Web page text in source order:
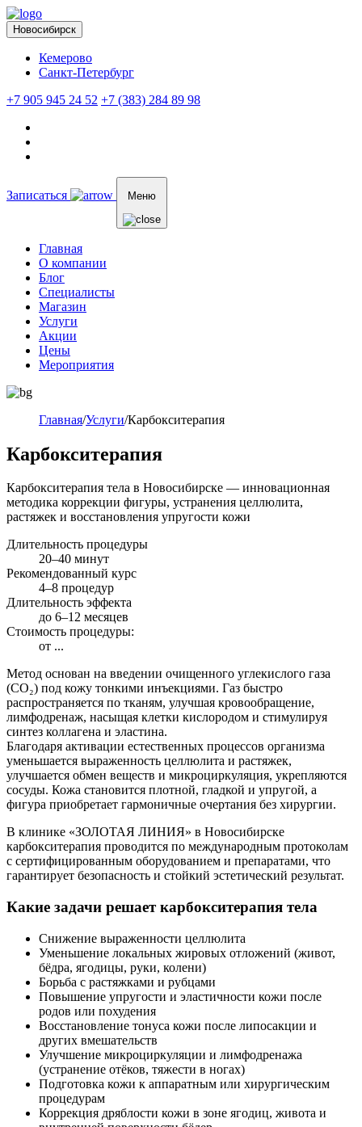
Новосибирск
Кемерово
Санкт-Петербург
+7 905 945 24 52 +7 (383) 284 89 98
Записаться Меню
Главная
О компании
Блог
Специалисты
Магазин
Услуги
Акции
Цены
Мероприятия
Главная/Услуги/Карбокситерапия
Карбокситерапия
Карбокситерапия тела в Новосибирске — инновационная
методика коррекции фигуры, устранения целлюлита,
растяжек и восстановления упругости кожи
Длительность процедуры
20–40 минут
Рекомендованный курс
4–8 процедур
Длительность эффекта
до 6–12 месяцев
Стоимость процедуры:
от ...
Метод основан на введении очищенного углекислого газа
(CO₂) под кожу тонкими инъекциями. Газ быстро
распространяется по тканям, улучшая кровообращение,
лимфодренаж, насыщая клетки кислородом и стимулируя
синтез коллагена и эластина.
Благодаря активации естественных процессов организма
уменьшается выраженность целлюлита и растяжек,
улучшается обмен веществ и микроциркуляция, укрепляются
сосуды. Кожа становится плотной, гладкой и упругой, а
фигура приобретает гармоничные очертания без хирургии.
В клинике «ЗОЛОТАЯ ЛИНИЯ» в Новосибирске
карбокситерапия проводится по международным протоколам
с сертифицированным оборудованием и препаратами, что
гарантирует безопасность и стойкий эстетический результат.
Какие задачи решает карбокситерапия тела
Снижение выраженности целлюлита
Уменьшение локальных жировых отложений (живот,
бёдра, ягодицы, руки, колени)
Борьба с растяжками и рубцами
Повышение упругости и эластичности кожи после
родов или похудения
Восстановление тонуса кожи после липосакции и
других вмешательств
Улучшение микроциркуляции и лимфодренажа
(устранение отёков, тяжести в ногах)
Подготовка кожи к аппаратным или хирургическим
процедурам
Коррекция дряблости кожи в зоне ягодиц, живота и